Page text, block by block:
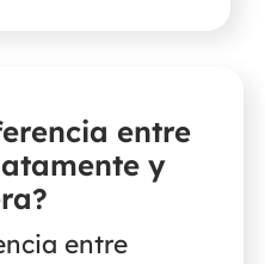
entre
y
entre